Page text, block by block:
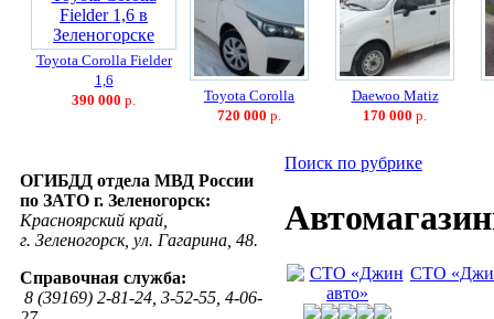
Toyota Corolla Fielder
1,6
390 000 р.
Toyota Corolla
720 000 р.
Daewoo Matiz
170 000 р.
ОГИБДД отдела МВД России
по ЗАТО г. Зеленогорск:
Красноярский край,
г. Зеленогорск, ул. Гагарина, 48.
Справочная служба:
8 (39169) 2-81-24, 3-52-55, 4-06-
Поиск по рубрике
СТО